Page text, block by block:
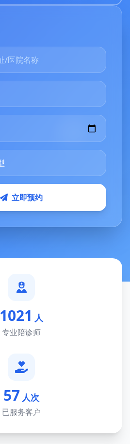
立即预约
1021 人
专业陪诊师
57 人次
已服务客户